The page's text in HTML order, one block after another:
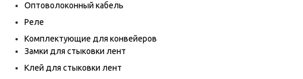
Оптоволоконный кабель
Реле
Комплектующие для конвейеров
Замки для стыковки лент
Клей для стыковки лент